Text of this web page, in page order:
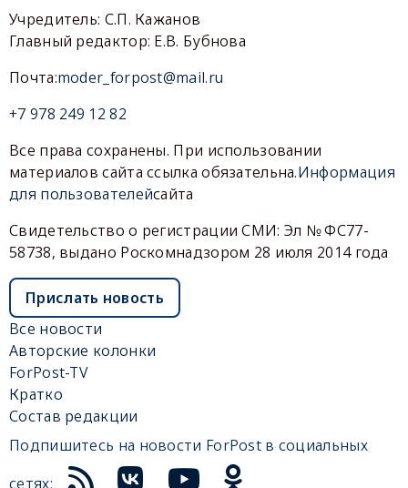
Учредитель: С.П. Кажанов
Главный редактор: Е.В. Бубнова
Почта:moder_forpost@mail.ru
+7 978 249 12 82
Все права сохранены. При использовании
материалов сайта ссылка обязательна.Информация
для пользователейсайта
Свидетельство о регистрации СМИ: Эл № ФС77-
58738, выдано Роскомнадзором 28 июля 2014 года
Прислать новость
Все новости
Авторские колонки
ForPost-TV
Кратко
Состав редакции
Подпишитесь на новости ForPost в социальных
сетях: